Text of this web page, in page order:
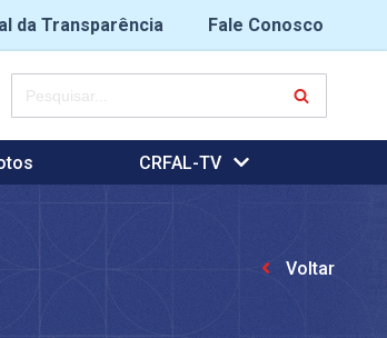
da Transparência
Fale Conosco
CRFAL-TV
Voltar